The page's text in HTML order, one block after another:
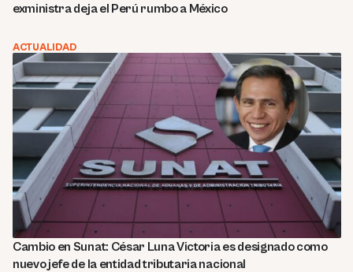
exministra deja el Perú rumbo a México
ACTUALIDAD
Cambio en Sunat: César Luna Victoria es designado como
nuevo jefe de la entidad tributaria nacional